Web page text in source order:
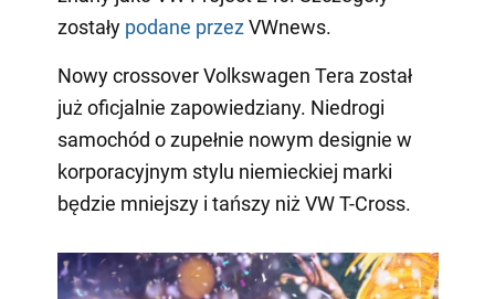
zostały podane przezVWnews.
Nowy crossover Volkswagen Tera został
już oficjalnie zapowiedziany. Niedrogi
samochód o zupełnie nowym designie w
korporacyjnym stylu niemieckiej marki
będzie mniejszy i tańszy niż VW T-Cross.